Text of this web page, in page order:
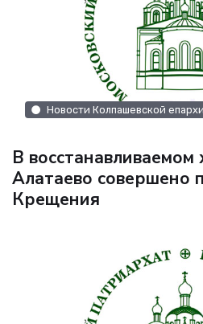
Новости Колпашевской
В восстанавливаемом
Алатаево совершено
Крещения